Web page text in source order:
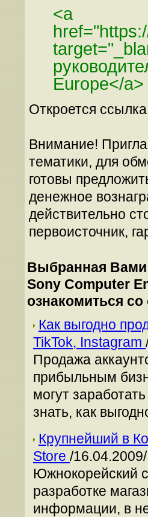
<a
Europe</a>
Откроется
Внимание!
тематики, для
готовы
денежное
действительно
первоисточник,
Выбранная Вами
Sony Computer
ознакомиться
Как выгодно
TikTok, Instagram
Продажа
прибыльным
могут
знать, как
Крупнейший в
Store /16.04.2009/
Южнокорейский
разработке
информации, в